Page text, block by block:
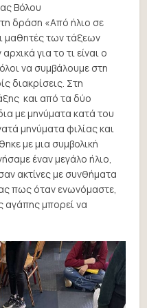
Βόλου
δράση «Από ήλιο σε
μαθητές των τάξεων
για το τι είναι ο
να συμβάλουμε στη
διακρίσεις. Στη
και από τα δύο
με μηνύματα κατά του
μηνύματα φιλίας και
με μια συμβολική
έναν μεγάλο ήλιο,
ακτίνες με συνθήματα
πως όταν ενωνόμαστε,
αγάπης μπορεί να